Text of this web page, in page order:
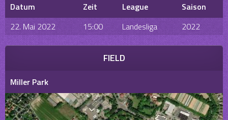
Datum Zeit League
Saison
22. Mai 2022
15:00 Landesliga 2022
FIELD
Miller Park